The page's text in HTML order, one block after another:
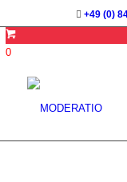
+49 (0)
0